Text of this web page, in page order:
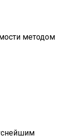
методом